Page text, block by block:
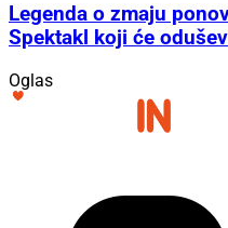
Legenda o zmaju
Spektakl koji će
Oglas